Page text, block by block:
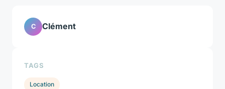
C Clément
TAGS
Location